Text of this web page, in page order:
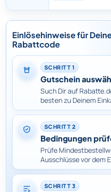
Einlösehinweise für
Rabattcode
SCHRITT 1
Gutschein
Such Dir auf
besten zu Deinem
SCHRITT 2
Bedingungen
Prüfe
Ausschlüsse vor dem
SCHRITT 3